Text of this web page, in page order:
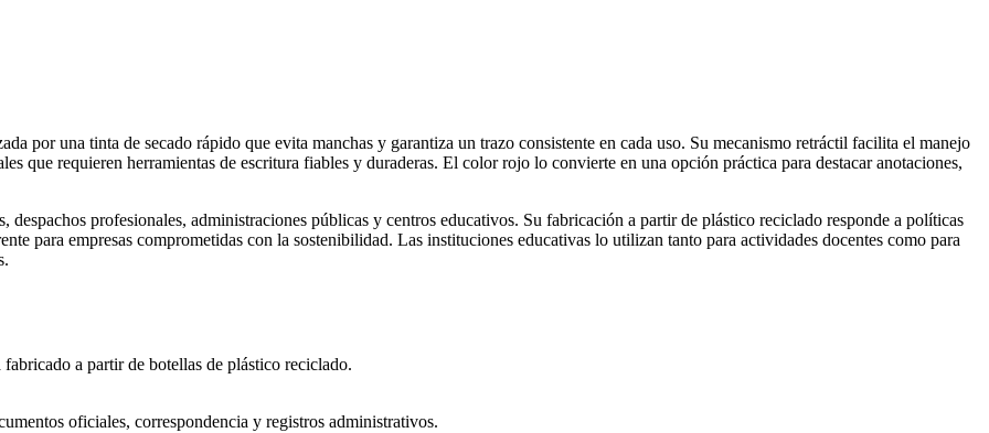
por una tinta de secado rápido que evita manchas y garantiza un trazo consistente en cada uso. Su mecanismo retráctil facilita el manejo
que requieren herramientas de escritura fiables y duraderas. El color rojo lo convierte en una opción práctica para destacar anotaciones,
profesionales, administraciones públicas y centros educativos. Su fabricación a partir de plástico reciclado responde a políticas
para empresas comprometidas con la sostenibilidad. Las instituciones educativas lo utilizan tanto para actividades docentes como para
a partir de botellas de plástico reciclado.
oficiales, correspondencia y registros administrativos.